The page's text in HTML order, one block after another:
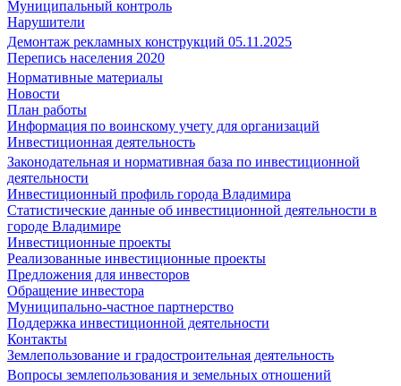
Муниципальный контроль
Нарушители
Демонтаж рекламных конструкций 05.11.2025
Перепись населения 2020
Нормативные материалы
Новости
План работы
Информация по воинскому учету для организаций
Инвестиционная деятельность
Законодательная и нормативная база по инвестиционной
деятельности
Инвестиционный профиль города Владимира
Статистические данные об инвестиционной деятельности в
городе Владимире
Инвестиционные проекты
Реализованные инвестиционные проекты
Предложения для инвесторов
Обращение инвестора
Муниципально-частное партнерство
Поддержка инвестиционной деятельности
Контакты
Землепользование и градостроительная деятельность
Вопросы землепользования и земельных отношений